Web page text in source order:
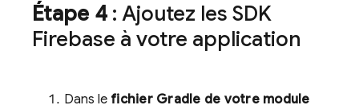
Étape 4: Ajoutez les SDK
Firebase à votre application
Dans le fichier Gradle de votre module